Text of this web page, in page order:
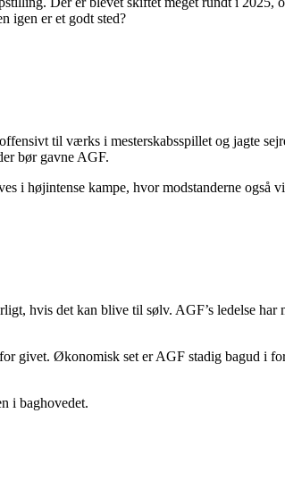
igen er et godt sted?
til værks i mesterskabsspillet og jagte
bør gavne AGF.
i højintense kampe, hvor modstanderne
hvis det kan blive til sølv. AGF’s ledelse
givet. Økonomisk set er AGF stadig bagud i
i baghovedet.